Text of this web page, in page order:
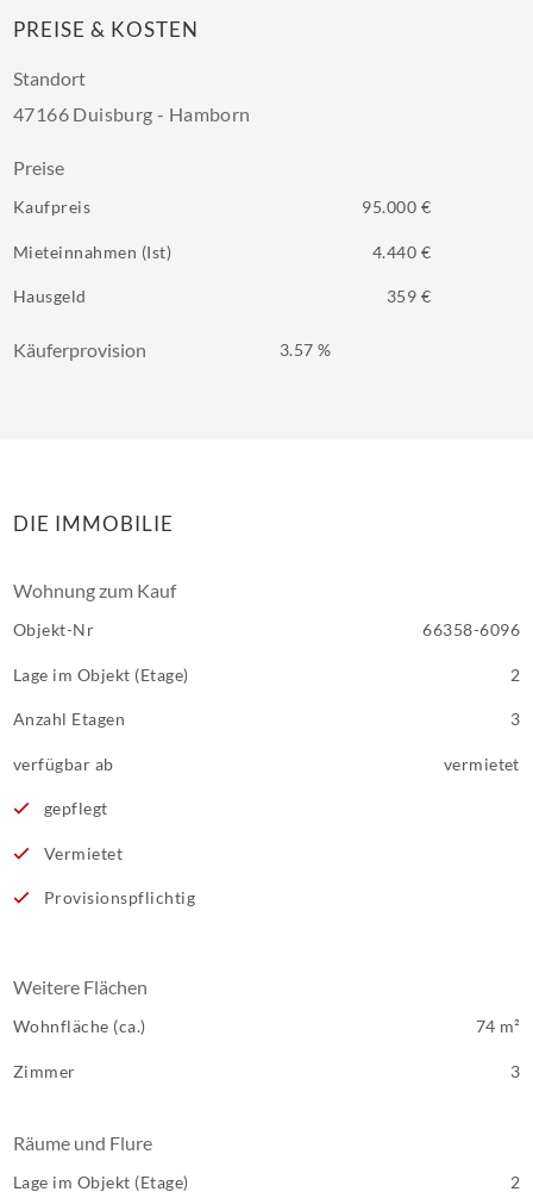
PREISE & KOSTEN
Standort
47166 Duisburg - Hamborn
Preise
Kaufpreis 95.000 €
Mieteinnahmen (Ist) 4.440 €
Hausgeld 359 €
Käuferprovision 3.57 %
DIE IMMOBILIE
Wohnung zum Kauf
Objekt-Nr 66358-6096
Lage im Objekt (Etage) 2
Anzahl Etagen 3
verfügbar ab vermietet
gepflegt
Vermietet
Provisionspflichtig
Weitere Flächen
Wohnfläche (ca.) 74 m²
Zimmer 3
Räume und Flure
Lage im Objekt (Etage) 2